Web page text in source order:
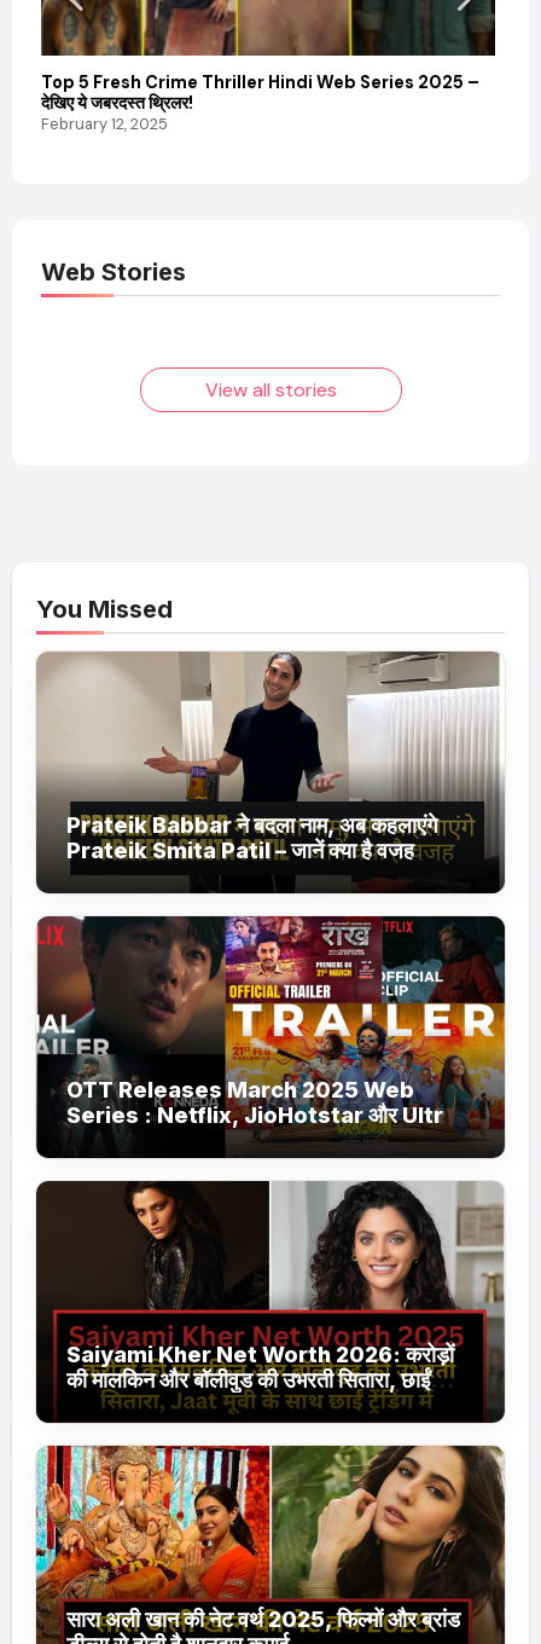
Top 5 Fresh Crime Thriller Hindi Web Series 2025 –
देखिए ये जबरदस्त थ्रिलर!
February 12, 2025
Web Stories
Elvish Yadav: एक
आम लड़के से यूट्यूबर
फिल्मों का जादू और उनका
View all stories
You Missed
Prateik Babbar ने बदला नाम, अब कहलाएंगे
Prateik Smita Patil – जानें क्या है वजह
OTT Releases March 2025 Web
Series : Netflix, JioHotstar और Ultra
Jhakaas पर नई वेब सीरीज और फिल्में
Saiyami Kher Net Worth 2026: करोड़ों
की मालकिन और बॉलीवुड की उभरती सितारा, छाईं
ट्रेंडिंग में
सारा अली खान की नेट वर्थ 2025, फिल्मों और ब्रांड